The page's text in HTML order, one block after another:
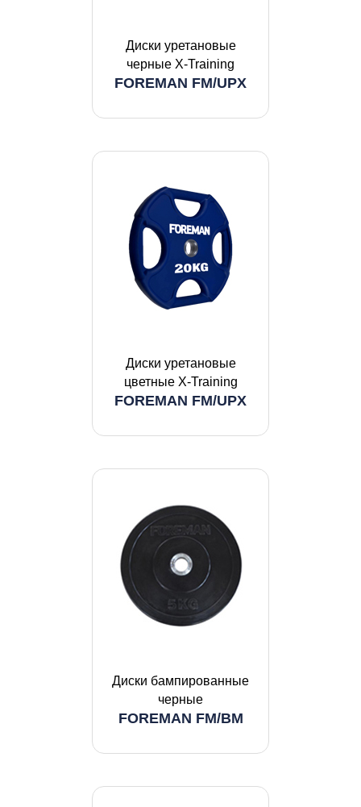
Диски уретановые
черные X-Training
FOREMAN FM/UPX
Диски уретановые
цветные X-Training
FOREMAN FM/UPX
Диски бампированные
черные
FOREMAN FM/BM